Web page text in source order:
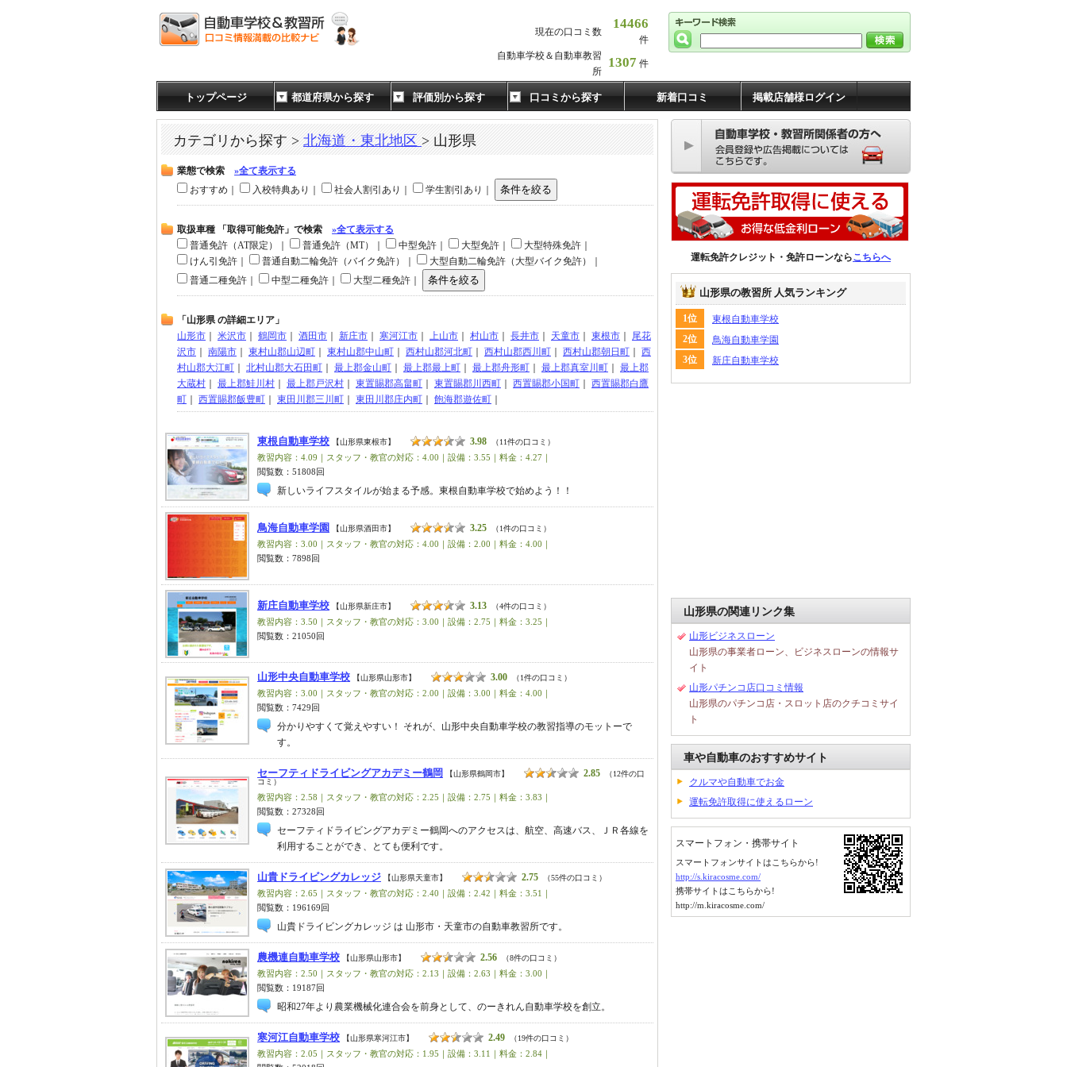
現在の口コミ数
14466
件
自動車学校＆自動車教習
所
1307 件
トップページ 都道府県から探す 評価別から探す 口コミから探す 新着口コミ 掲載店舗様ログイン
カテゴリから探す > 北海道・東北地区 > 山形県
業態で検索 »全て表示する
おすすめ｜
入校特典あり｜ 社会人割引あり｜ 学生割引あり｜
取扱車種 「取得可能免許」で検索 »全て表示する
普通免許（AT限定）｜
普通免許（MT）｜ 中型免許｜ 大型免許｜
大型特殊免許｜
けん引免許｜
普通自動二輪免許（バイク免許）｜
大型自動二輪免許（大型バイク免許）｜
普通二種免許｜
中型二種免許｜ 大型二種免許｜
「山形県 の詳細エリア」
山形市
米沢市 鶴岡市 酒田市 新庄市 寒河江市 上山市 村山市 長井市 天童市 東根市
尾花
沢市
南陽市 東村山郡山辺町 東村山郡中山町 西村山郡河北町 西村山郡西川町 西村山郡朝日町
西
村山郡大江町
北村山郡大石田町 最上郡金山町 最上郡最上町 最上郡舟形町 最上郡真室川町
最上郡
大蔵村
最上郡鮭川村 最上郡戸沢村 東置賜郡高畠町 東置賜郡川西町 西置賜郡小国町
西置賜郡白鷹
町
西置賜郡飯豊町 東田川郡三川町 東田川郡庄内町 飽海郡遊佐町
東根自動車学校 【山形県東根市】 3.98 （11件の口コミ）
教習内容：4.09｜スタッフ・教官の対応：4.00｜設備：3.55｜料金：4.27｜
閲覧数：51808回
新しいライフスタイルが始まる予感。東根自動車学校で始めよう！！
鳥海自動車学園 【山形県酒田市】 3.25 （1件の口コミ）
教習内容：3.00｜スタッフ・教官の対応：4.00｜設備：2.00｜料金：4.00｜
閲覧数：7898回
新庄自動車学校 【山形県新庄市】 3.13 （4件の口コミ）
教習内容：3.50｜スタッフ・教官の対応：3.00｜設備：2.75｜料金：3.25｜
閲覧数：21050回
山形中央自動車学校 【山形県山形市】 3.00 （1件の口コミ）
教習内容：3.00｜スタッフ・教官の対応：2.00｜設備：3.00｜料金：4.00｜
閲覧数：7429回
分かりやすくて覚えやすい！ それが、山形中央自動車学校の教習指導のモットーで
す。
セーフティドライビングアカデミー鶴岡 【山形県鶴岡市】 2.85 （12件の口
コミ）
教習内容：2.58｜スタッフ・教官の対応：2.25｜設備：2.75｜料金：3.83｜
閲覧数：27328回
セーフティドライビングアカデミー鶴岡へのアクセスは、航空、高速バス、ＪＲ各線を
利用することができ、とても便利です。
山貴ドライビングカレッジ 【山形県天童市】 2.75 （55件の口コミ）
教習内容：2.65｜スタッフ・教官の対応：2.40｜設備：2.42｜料金：3.51｜
閲覧数：196169回
山貴ドライビングカレッジ は 山形市・天童市の自動車教習所です。
農機連自動車学校 【山形県山形市】 2.56 （8件の口コミ）
教習内容：2.50｜スタッフ・教官の対応：2.13｜設備：2.63｜料金：3.00｜
閲覧数：19187回
昭和27年より農業機械化連合会を前身として、のーきれん自動車学校を創立。
寒河江自動車学校 【山形県寒河江市】 2.49 （19件の口コミ）
教習内容：2.05｜スタッフ・教官の対応：1.95｜設備：3.11｜料金：2.84｜
運転免許クレジット・免許ローンならこちらへ
山形県の教習所 人気ランキング
1位
東根自動車学校
2位
鳥海自動車学園
3位
新庄自動車学校
山形県の関連リンク集
山形ビジネスローン
山形県の事業者ローン、ビジネスローンの情報サ
イト
山形パチンコ店口コミ情報
山形県のパチンコ店・スロット店のクチコミサイ
ト
車や自動車のおすすめサイト
クルマや自動車でお金
運転免許取得に使えるローン
スマートフォン・携帯サイト
スマートフォンサイトはこちらから!
http://s.kiracosme.com/
携帯サイトはこちらから!
http://m.kiracosme.com/